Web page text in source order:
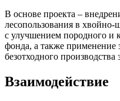
В основе проекта –
лесопользования в
с улучшением породного и
фонда, а также применение
безотходного производства
Взаимодействие